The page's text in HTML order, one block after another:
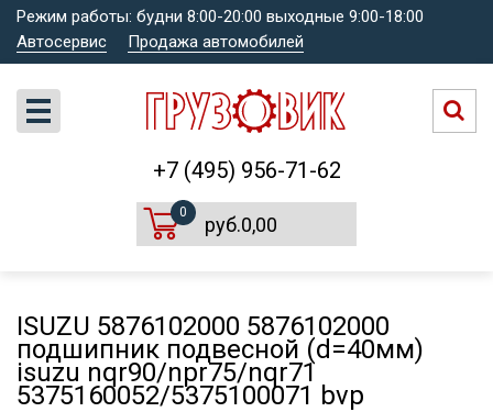
Режим работы: будни 8:00-20:00 выходные 9:00-18:00
Автосервис
Продажа автомобилей
+7 (495) 956-71-62
0
руб.0,00
ISUZU 5876102000 5876102000
подшипник подвесной (d=40мм)
isuzu nqr90/npr75/nqr71
5375160052/5375100071 bvp